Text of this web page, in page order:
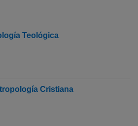
Teológica
Cristiana